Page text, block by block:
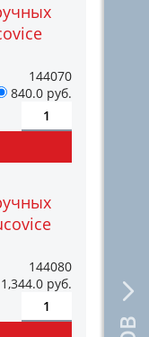
144070
840.0 руб.
144080
1,344.0 руб.